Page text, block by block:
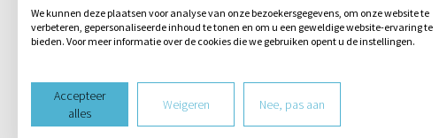
We kunnen deze plaatsen voor analyse van onze bezoekersgegevens, om onze website te
verbeteren, gepersonaliseerde inhoud te tonen en om u een geweldige website-ervaring te
bieden. Voor meer informatie over de cookies die we gebruiken opent u de instellingen.
Accepteer
alles
Weigeren Nee, pas aan